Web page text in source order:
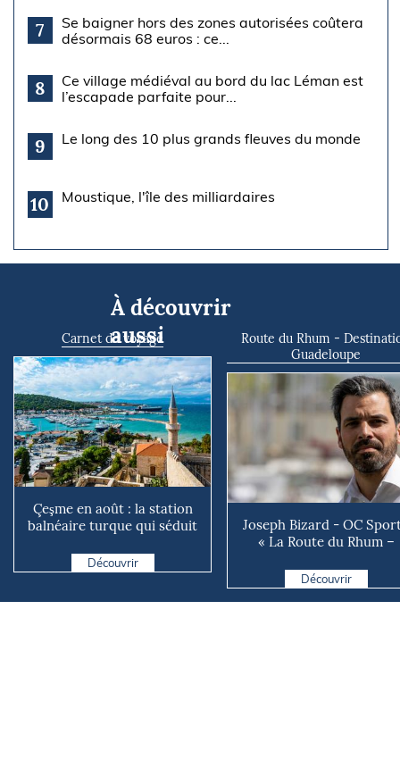
7
Se baigner hors des zones autorisées coûtera
désormais 68 euros : ce...
8
Ce village médiéval au bord du lac Léman est
l’escapade parfaite pour...
9 Le long des 10 plus grands fleuves du monde
10 Moustique, l'île des milliardaires
À découvrir
aussi
Carnet de voyage
Çeşme en août : la station
balnéaire turque qui séduit
Découvrir
Route du Rhum -
Guadeloupe
Joseph Bizard - OC
« La Route du Rhum –
Découvrir